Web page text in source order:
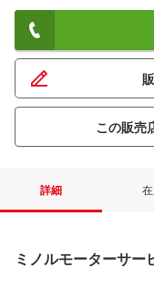
この販売
詳細
ミノルモーターサー